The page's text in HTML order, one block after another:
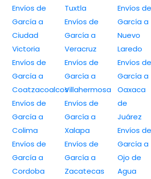
Envíos de
García a
Ciudad
Victoria
Envíos de
García a
Coatzacoalcos
Envíos de
García a
Colima
Envíos de
García a
Cordoba
Tuxtla
Envíos de
García a
Veracruz
Envíos de
García a
Villahermosa
Envíos de
García a
Xalapa
Envíos de
García a
Zacatecas
Envíos de
García a
Nuevo
Laredo
Envíos de
García a
Oaxaca
de
Juárez
Envíos de
García a
Ojo de
Agua